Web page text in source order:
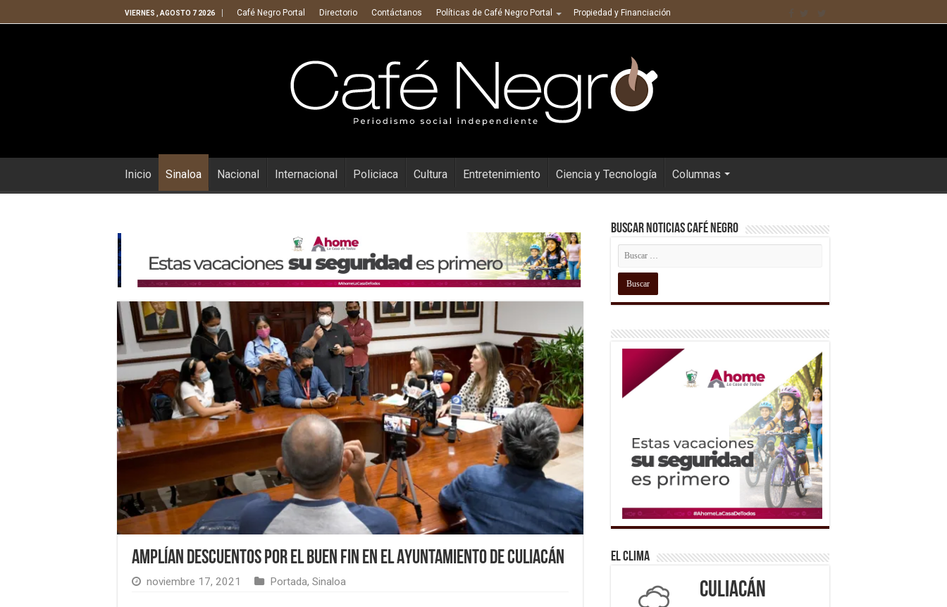
VIERNES , AGOSTO 7 2026 Café Negro Portal Directorio Contáctanos Políticas de Café Negro Portal Propiedad y Financiación
Inicio Sinaloa Nacional Internacional Policiaca Cultura Entretenimiento Ciencia y Tecnología Columnas
Amplían descuentos por el Buen Fin en el Ayuntamiento de Culiacán
noviembre 17, 2021 Portada, Sinaloa
Buscar Noticias Café Negro
El Clima
Culiacán